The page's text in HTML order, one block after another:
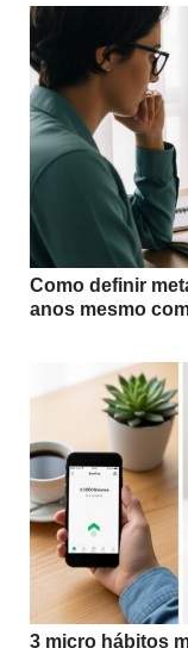
Como definir
anos mesmo
3 micro hábitos